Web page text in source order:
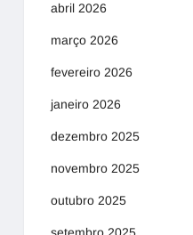
abril 2026
março 2026
fevereiro 2026
janeiro 2026
dezembro 2025
novembro 2025
outubro 2025